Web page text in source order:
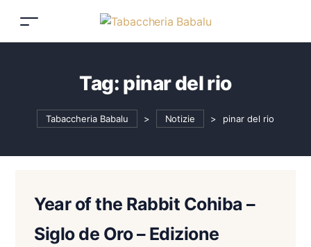
Tag: pinar del rio
Tabaccheria Babalu > Notizie > pinar del rio
Year of the Rabbit Cohiba –
Siglo de Oro – Edizione